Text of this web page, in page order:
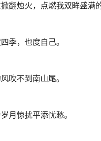
翻烛火，点燃我双眸盛满
季，也度自己。
吹不到南山尾。
月惊扰平添忧愁。